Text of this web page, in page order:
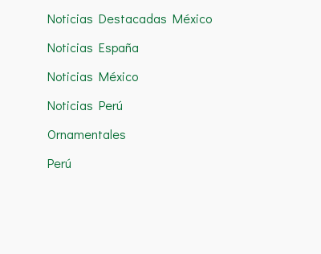
Noticias Destacadas México
Noticias España
Noticias México
Noticias Perú
Ornamentales
Perú